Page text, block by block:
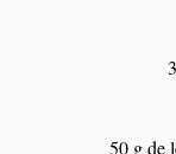
50 g de